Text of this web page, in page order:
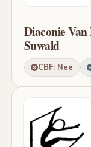
Diaconie
Suwald
CBF: Nee